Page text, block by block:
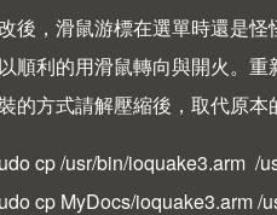
後，滑鼠游標在選單時還是
順利的用滑鼠轉向與開火。
的方式請解壓縮後，取代原本
cp /usr/bin/ioquake3.arm /
cp MyDocs/ioquake3.arm /